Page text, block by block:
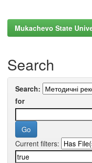
Mukachevo State
Search
Search:
for
Current filters: